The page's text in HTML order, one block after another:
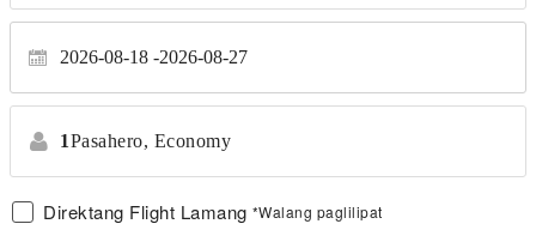
2026-08-18 2026-08-27
1Pasahero, Economy
Direktang Flight Lamang *Walang paglilipat